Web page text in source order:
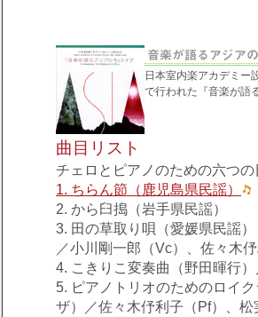
日本室内楽アカデミー
で行われた『音楽が語
曲目リスト
チェロとピアノのための六つ
1. ちらん節（鹿児島県民謡）
2. から臼搗（岩手県民謡）
3. 田の草取り唄（愛媛県民謡）
／小川剛一郎（Vc）、佐々木
4. こきりこ変奏曲（野田暉行
5. ピアノトリオのためのロイ
ザ）／佐々木伃利子（Pf）、